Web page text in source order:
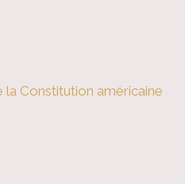
la Constitution américaine